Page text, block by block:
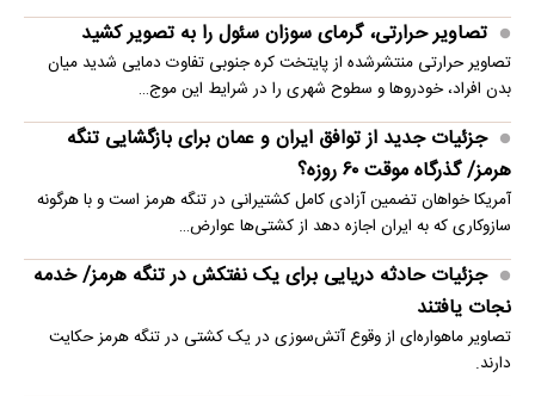
تصاویر حرارتی، گرمای سوزان سئول را به تصویر کشید
تصاویر حرارتی منتشرشده از پایتخت کره جنوبی تفاوت دمایی شدید میان
بدن افراد، خودروها و سطوح شهری را در شرایط این موج…
جزئیات جدید از توافق ایران و عمان برای بازگشایی تنگه
هرمز/ گذرگاه موقت ۶۰ روزه؟
آمریکا خواهان تضمین آزادی کامل کشتیرانی در تنگه هرمز است و با هرگونه
سازوکاری که به ایران اجازه دهد از کشتی‌ها عوارض…
جزئیات حادثه دریایی برای یک نفتکش در تنگه هرمز/ خدمه
نجات یافتند
تصاویر ماهو‌اره‌ای از وقوع آتش‌سوزی در یک کشتی در تنگه هرمز حکایت
دارند.